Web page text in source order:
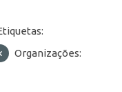
Organizações: